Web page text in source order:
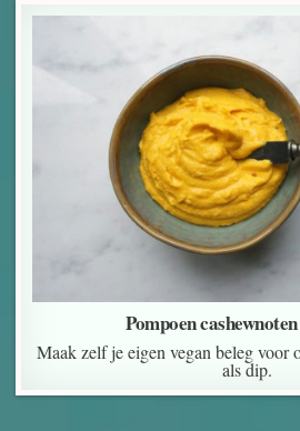
Pompoen
Maak zelf je eigen vegan beleg voor
als dip.